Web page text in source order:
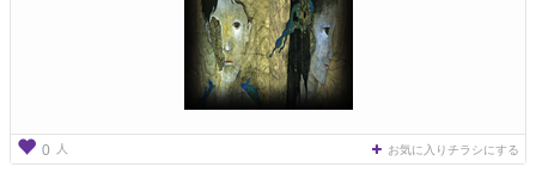
0 人 お気に入りチラシにする